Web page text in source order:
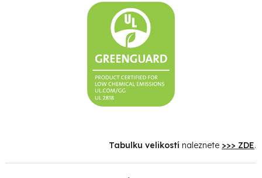
Tabulku velikostí naleznete >>> ZDE.